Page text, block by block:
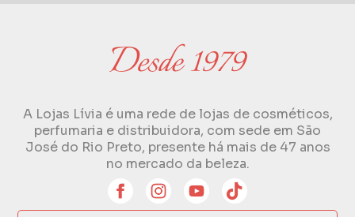
A Lojas Lívia é uma rede de lojas de cosméticos,
perfumaria e distribuidora, com sede em São
José do Rio Preto, presente há mais de 47 anos
no mercado da beleza.